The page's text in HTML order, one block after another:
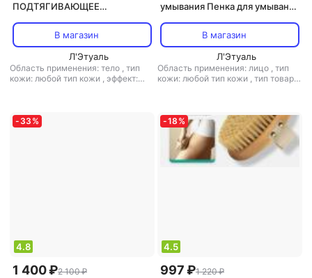
ПОДТЯГИВАЮЩЕЕ
ДЛЯ ТЕЛА SHAPING COLD
BODY WRAP 250 мл
В магазин
Л'Этуаль
Область применения: тело , тип
кожи: любой тип кожи , эффект:
умывания Пенка для умывания
В магазин
Л'Этуаль
Область применения: лицо , тип
кожи: любой тип кожи , тип товара:
- 33 %
4.8
1 400 ₽2 100 ₽
-18 %
4.5
997 ₽1 220 ₽